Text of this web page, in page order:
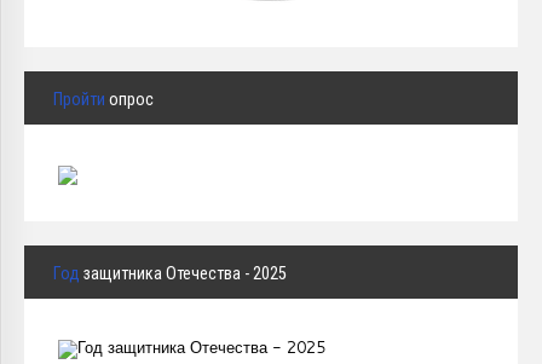
Пройти опрос
Год защитника Отечества - 2025